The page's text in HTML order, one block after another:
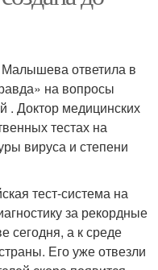
ответила в
на вопросы
. Доктор медицинских
тестах на
вируса и степени
тест-система на
за рекордные
сегодня, а к среде
Его уже отвезли